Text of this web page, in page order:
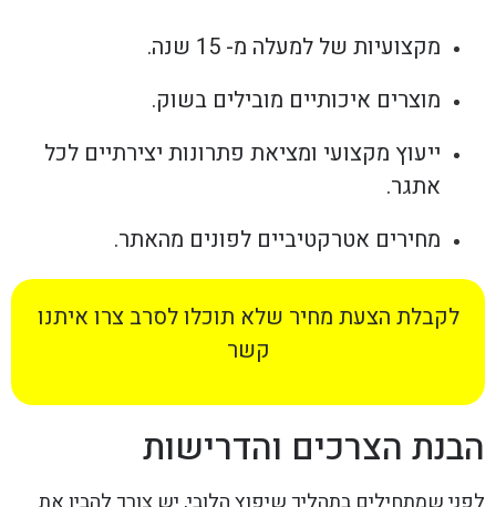
מקצועיות של למעלה מ- 15 שנה.
מוצרים איכותיים מובילים בשוק.
ייעוץ מקצועי ומציאת פתרונות יצירתיים לכל
אתגר.
מחירים אטרקטיביים לפונים מהאתר.
לקבלת הצעת מחיר שלא תוכלו לסרב צרו איתנו
קשר
הבנת הצרכים והדרישות